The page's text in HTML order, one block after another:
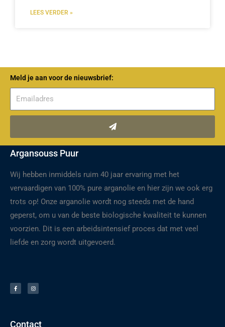
LEES VERDER »
Meld je aan voor de nieuwsbrief:
Verzenden
Argansouss Puur
Wij hebben inmiddels ruim 40 jaar ervaring met het
vervaardigen van 100% pure arganolie en hier zijn we ook erg
trots op! Onze arganolie wordt nog steeds met de hand
geperst, om u van de beste biologische kwaliteit te kunnen
voorzien. Dit is een arbeidsintensief proces dat met veel
liefde en zorg wordt uitgevoerd.
c
e
b
s
t
a
Contact